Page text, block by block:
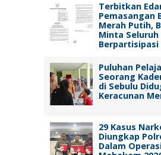
Terbitkan
Pemasangan
Merah Putih,
Minta Seluruh
Berpartisipasi
Puluhan
Seorang
di Sebulu
Keracunan
29 Kasus
Diungkap
Dalam